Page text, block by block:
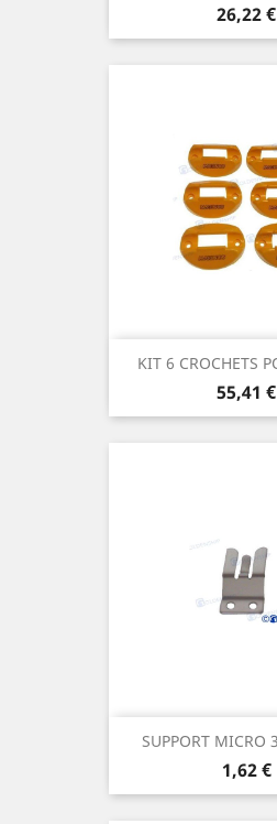
Prix
26,22 €
KIT 6 CROCHETS
Prix
55,41 €
SUPPORT MICRO
Prix
1,62 €